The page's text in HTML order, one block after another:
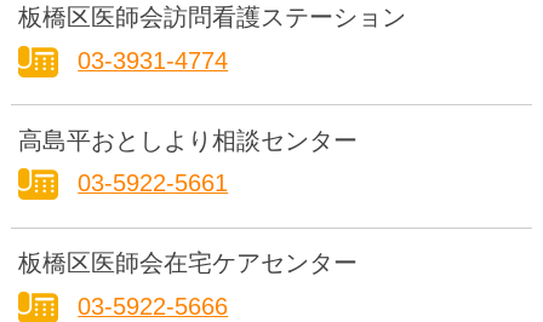
板橋区医師会訪問看護ステーション
03-3931-4774
高島平おとしより相談センター
03-5922-5661
板橋区医師会在宅ケアセンター
03-5922-5666